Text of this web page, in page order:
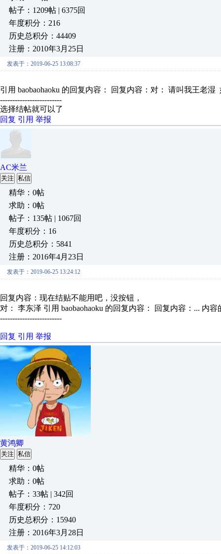
帖子：1209帖 | 6375回
年度积分：216
历史总积分：44409
注册：2010年3月25日
发表于：2019-06-25 13:08:37
引用 baobaohaoku 的回复内容： 回复内容：对： 请叫我王老
-------------------------
选择结帖就可以了
回复 引用 举报
AC米兰
关注 私信
精华：0帖
求助：0帖
帖子：135帖 | 1067回
年度积分：16
历史总积分：5841
注册：2016年4月23日
发表于：2019-06-25 13:24:12
回复内容：现在结贴不能用吧，没按钮，
对： 李东泽 引用 baobaohaoku 的回复内容： 回复内容：... 内容
-------------------------
回复 引用 举报
黄鸿卿
关注 私信
精华：0帖
求助：0帖
帖子：33帖 | 342回
年度积分：720
历史总积分：15940
注册：2016年3月28日
发表于：2019-06-25 14:12:03